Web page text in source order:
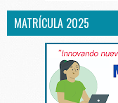
MATRÍCULA 2025